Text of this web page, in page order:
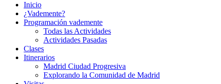
Inicio
¿Vademente?
Programación vademente
Todas las Actividades
Actividades Pasadas
Clases
Itinerarios
Madrid Ciudad Progresiva
Explorando la Comunidad de Madrid